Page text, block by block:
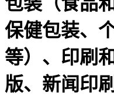
保健包装、
等）、印刷
版、新闻印